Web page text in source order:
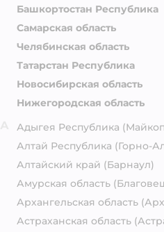
Башкортостан Республика
Самарская область
Челябинская область
Татарстан Республика
Новосибирская область
Нижегородская область
Адыгея Республика
Алтай Республика (Горно-
Алтайский край (Барнаул)
Амурская область
Архангельская область
Астраханская область